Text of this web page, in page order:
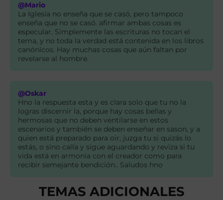
@Mario
La Iglesia no enseña que se casó, pero tampoco
enseña que no se casó. afirmar ambas cosas es
especular. Simplemente las escrituras no tocan el
tema, y no toda la verdad está contenida en los libros
canónicos. Hay muchas cosas que aún faltan por
revelarse al hombre.
@Oskar
Hno la respuesta esta y es clara solo que tu no la
logras discernir la, porque hay cosas bellas y
hermosas que no deben ventilarse en estos
escenarios y también se deben enseñar en sason, y a
quien está preparado para oir, juzga tu si quizás lo
estás, o sino calla y sigue aguardando y reviza si tu
vida está en armonía con el creador como para
recibir semejante bendición.. Saludos hno
TEMAS ADICIONALES